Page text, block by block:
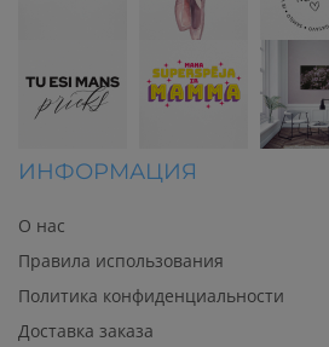
ИНФОРМАЦИЯ
О нас
Правила использования
Политика конфиденциальности
Доставка заказа